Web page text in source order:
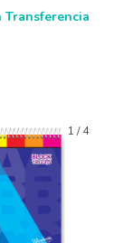
Transferencia
1 /4